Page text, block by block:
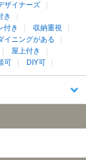
ザイナーズ
き
付き
収納重視
イニングがある
屋上付き
可 DIY可